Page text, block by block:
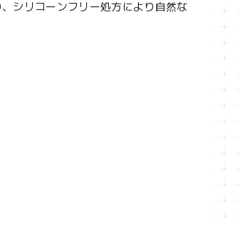
シリコーンフリー処方により自然な